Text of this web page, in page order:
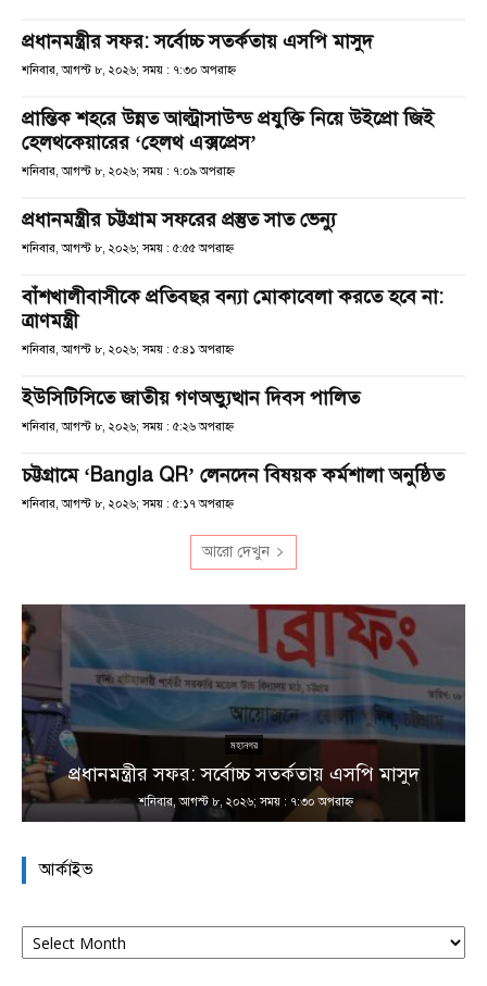
প্রধানমন্ত্রীর সফর: সর্বোচ্চ সতর্কতায় এসপি মাসুদ
শনিবার, আগস্ট ৮, ২০২৬; সময় : ৭:৩০ অপরাহ্ণ
প্রান্তিক শহরে উন্নত আল্ট্রাসাউন্ড প্রযুক্তি নিয়ে উইপ্রো জিই
হেলথকেয়ারের ‘হেলথ এক্সপ্রেস’
শনিবার, আগস্ট ৮, ২০২৬; সময় : ৭:০৯ অপরাহ্ণ
প্রধানমন্ত্রীর চট্টগ্রাম সফরের প্রস্তুত সাত ভেন্যু
শনিবার, আগস্ট ৮, ২০২৬; সময় : ৫:৫৫ অপরাহ্ণ
বাঁশখালীবাসীকে প্রতিবছর বন্যা মোকাবেলা করতে হবে না:
ত্রাণমন্ত্রী
শনিবার, আগস্ট ৮, ২০২৬; সময় : ৫:৪১ অপরাহ্ণ
ইউসিটিসিতে জাতীয় গণঅভ্যুত্থান দিবস পালিত
শনিবার, আগস্ট ৮, ২০২৬; সময় : ৫:২৬ অপরাহ্ণ
চট্টগ্রামে ‘Bangla QR’ লেনদেন বিষয়ক কর্মশালা অনুষ্ঠিত
শনিবার, আগস্ট ৮, ২০২৬; সময় : ৫:১৭ অপরাহ্ণ
আরো দেখুন
মহানগর
প্রধানমন্ত্রীর সফর: সর্বোচ্চ সতর্কতায় এসপি মাসুদ
শনিবার, আগস্ট ৮, ২০২৬; সময় : ৭:৩০ অপরাহ্ণ
আর্কাইভ
আর্কাইভ